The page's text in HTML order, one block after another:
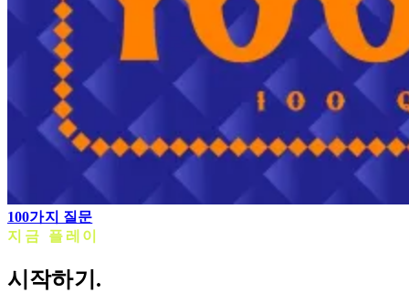
100가지 질문
지금 플레이
시작하기.